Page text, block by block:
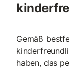
Gemäß
haben, das